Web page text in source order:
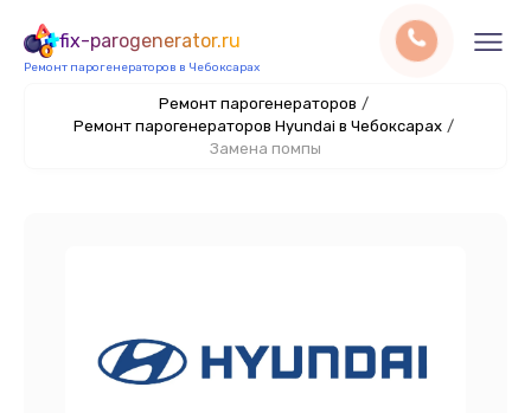
fix-parogenerator.ru
Ремонт парогенераторов в Чебоксарах
Ремонт парогенераторов /
Ремонт парогенераторов Hyundai в Чебоксарах /
Замена помпы